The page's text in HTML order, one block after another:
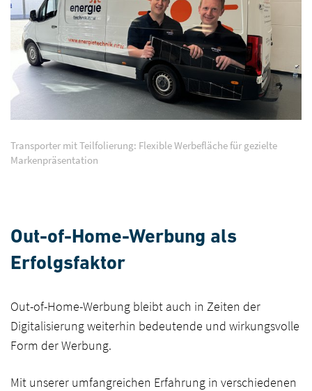
Transporter mit Teilfolierung: Flexible Werbefläche für gezielte
Markenpräsentation
Out-of-Home-Werbung als
Erfolgsfaktor
Out-of-Home-Werbung bleibt auch in Zeiten der
Digitalisierung weiterhin bedeutende und wirkungsvolle
Form der Werbung.
Mit unserer umfangreichen Erfahrung in verschiedenen